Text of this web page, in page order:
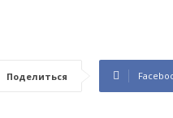
Поделиться